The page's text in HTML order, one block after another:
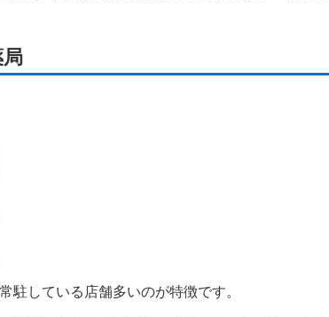
駐している店舗多いのが特徴です。